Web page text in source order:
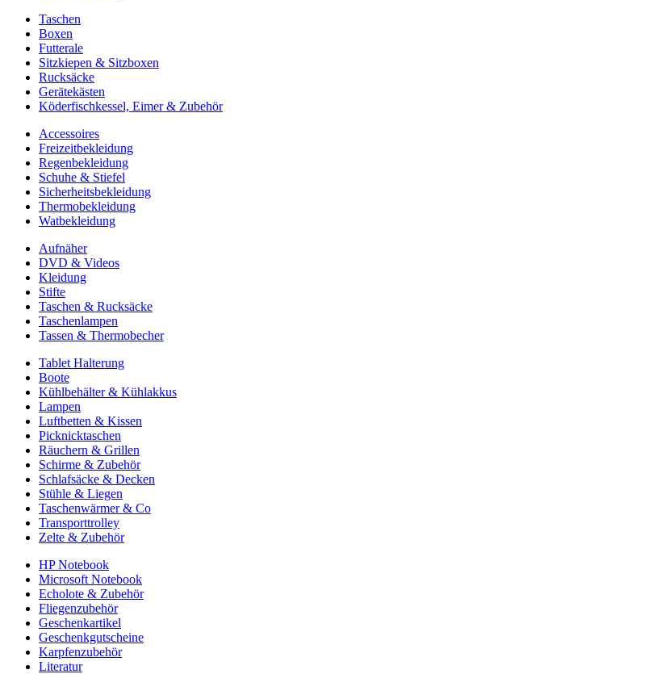
Taschen
Boxen
Futterale
Sitzkiepen & Sitzboxen
Rucksäcke
Gerätekästen
Köderfischkessel, Eimer & Zubehör
Accessoires
Freizeitbekleidung
Regenbekleidung
Schuhe & Stiefel
Sicherheitsbekleidung
Thermobekleidung
Watbekleidung
Aufnäher
DVD & Videos
Kleidung
Stifte
Taschen & Rucksäcke
Taschenlampen
Tassen & Thermobecher
Tablet Halterung
Boote
Kühlbehälter & Kühlakkus
Lampen
Luftbetten & Kissen
Picknicktaschen
Räuchern & Grillen
Schirme & Zubehör
Schlafsäcke & Decken
Stühle & Liegen
Taschenwärmer & Co
Transporttrolley
Zelte & Zubehör
HP Notebook
Microsoft Notebook
Echolote & Zubehör
Fliegenzubehör
Geschenkartikel
Geschenkgutscheine
Karpfenzubehör
Literatur